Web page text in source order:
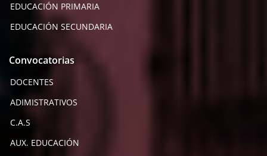
EDUCACIÓN PRIMARIA
EDUCACIÓN SECUNDARIA
Convocatorias
DOCENTES
ADIMISTRATIVOS
C.A.S
AUX. EDUCACIÓN